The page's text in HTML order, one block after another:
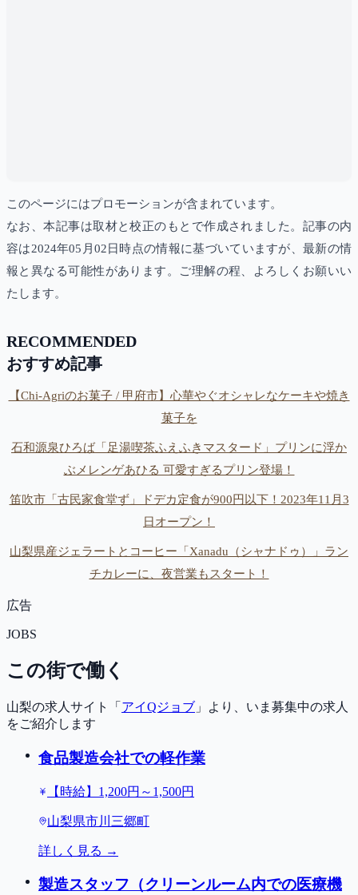
このページにはプロモーションが含まれています。
なお、本記事は取材と校正のもとで作成されました。記事の内
容は2024年05月02日時点の情報に基づいていますが、最新の情
報と異なる可能性があります。ご理解の程、よろしくお願いい
たします。
RECOMMENDED
おすすめ記事
【Chi-Agriのお菓子 / 甲府市】心華やぐオシャレなケーキや焼き
菓子を
石和源泉ひろば「足湯喫茶ふえふきマスタード」プリンに浮か
ぶメレンゲあひる 可愛すぎるプリン登場！
笛吹市「古民家食堂ず」ドデカ定食が900円以下！2023年11月3
日オープン！
山梨県産ジェラートとコーヒー「Xanadu（シャナドゥ）」ラン
チカレーに、夜営業もスタート！
広告
JOBS
この街で働く
山梨の求人サイト「 アイQジョブ 」より、いま募集中の求人
をご紹介します
食品製造会社での軽作業
【時給】1,200円～1,500円
山梨県市川三郷町
詳しく見る →
製造スタッフ（クリーンルーム内での医療機